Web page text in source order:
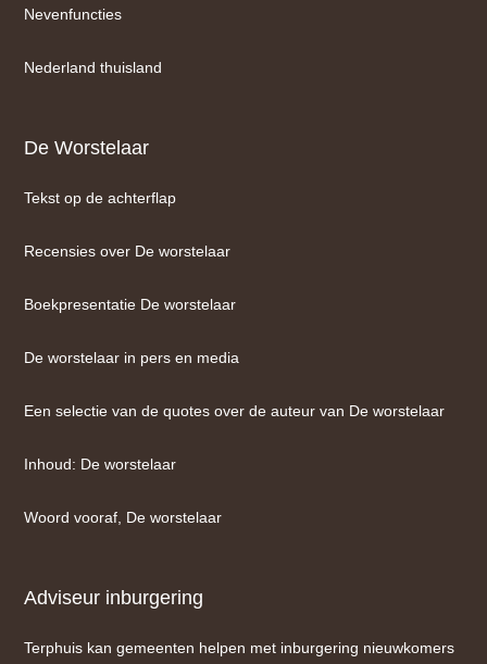
Nevenfuncties
Nederland thuisland
De Worstelaar
Tekst op de achterflap
Recensies over De worstelaar
Boekpresentatie De worstelaar
De worstelaar in pers en media
Een selectie van de quotes over de auteur van De worstelaar
Inhoud: De worstelaar
Woord vooraf, De worstelaar
Adviseur inburgering
Terphuis kan gemeenten helpen met inburgering nieuwkomers